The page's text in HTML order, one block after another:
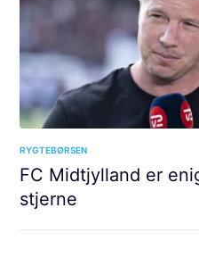
RYGTEBØRSEN
FC Midtjylland er
stjerne